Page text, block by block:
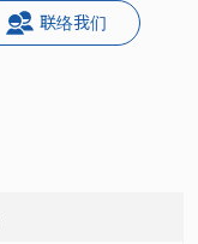
联络我们